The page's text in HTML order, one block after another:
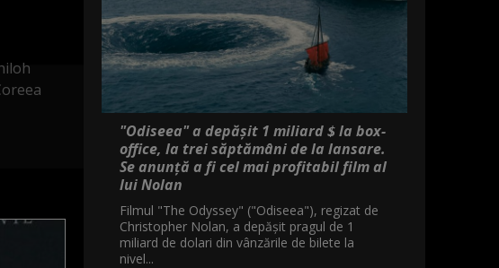
"Odiseea" a depășit 1 miliard $ la box-
office, la trei săptămâni de la lansare.
Se anunță a fi cel mai profitabil film al
lui Nolan
Filmul "The Odyssey" ("Odiseea"), regizat de
Christopher Nolan, a depăşit pragul de 1
miliard de dolari din vânzările de bilete la
nivel...